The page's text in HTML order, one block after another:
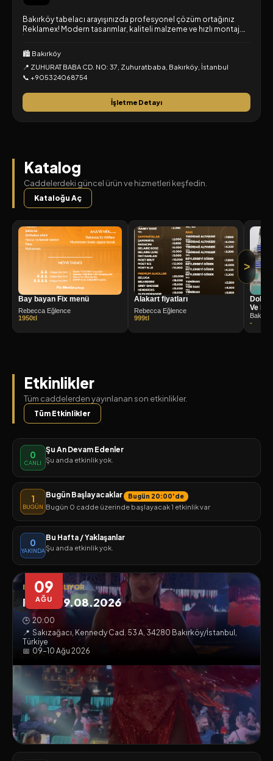
Bakırköy tabelacı arayışınızda profesyonel çözüm ortağınız
Reklamex! Modern tasarımlar, kaliteli malzeme ve hızlı montaj.
🏙️ Bakırköy
📍 ZUHURAT BABA CD. NO: 37, Zuhuratbaba, Bakırköy, İstanbul
📞 +905324068754
İşletme Detayı
Katalog
Caddelerdeki güncel ürün ve hizmetleri keşfedin.
Kataloğu Aç
>
Bay bayan Fix menü
Rebecca Eğlence
1950tl
Alakart fiyatları
Rebecca Eğlence
999tl
Ve
-
Etkinlikler
Tüm caddelerden yayınlanan son etkinlikler.
Tüm Etkinlikler
0
CANLI
Şu An Devam Edenler
Şu anda etkinlik yok.
1
BUGÜN
Bugün Başlayacaklar Bugün 20:00'de
Bugün 0 cadde üzerinde başlayacak 1 etkinlik var
0
YAKINDA
Bu Hafta / Yaklaşanlar
Şu anda etkinlik yok.
09
AĞU
BUGÜN BAŞLIYOR
Pazar 09.08.2026
🕒 20:00
📍 Sakızağacı, Kennedy Cad. 53 A, 34280 Bakırköy/İstanbul,
Türkiye
📅 09-10 Ağu 2026